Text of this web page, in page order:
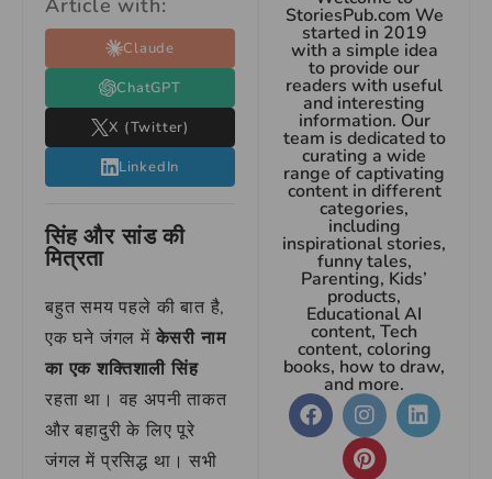
Article with:
Claude
ChatGPT
X (Twitter)
LinkedIn
सिंह और सांड की
मित्रता
बहुत समय पहले की बात है,
एक घने जंगल में केसरी नाम
का एक शक्तिशाली सिंह
रहता था। वह अपनी ताकत
और बहादुरी के लिए पूरे
जंगल में प्रसिद्ध था। सभी
StoriesPub.com We
started in 2019
with a simple idea
to provide our
readers with useful
and interesting
information. Our
team is dedicated to
curating a wide
range of captivating
content in different
categories,
including
inspirational stories,
funny tales,
Parenting, Kids’
products,
Educational AI
content, Tech
content, coloring
books, how to draw,
and more.